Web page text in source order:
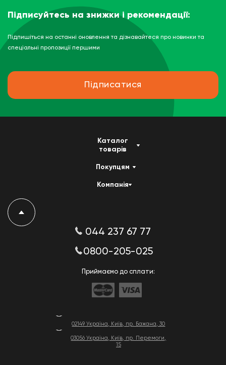
Підписуйтесь на знижки і рекомендації:
Підпишіться на останні оновлення та дізнавайтеся про новинки та
спеціальні пропозиції першими
Підписатися
02149 Україна, Київ, пр. Бажана, 30
03056 Україна, Київ, пр. Перемоги,
15
Каталог
товарів
Покупцям
Компанія
044 237 67 77
0800-205-025
Приймаємо до сплати: